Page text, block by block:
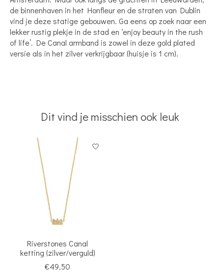
de binnenhaven in het Honfleur en de straten van Dublin
vind je deze statige gebouwen. Ga eens op zoek naar een
lekker rustig plekje in de stad en ‘enjoy beauty in the rush
of life’. De Canal armband is zowel in deze gold plated
versie als in het zilver verkrijgbaar (huisje is 1 cm).
Dit vind je misschien ook leuk
Items van productcarrousel
Riverstones Canal
ketting (zilver/verguld)
€49,50